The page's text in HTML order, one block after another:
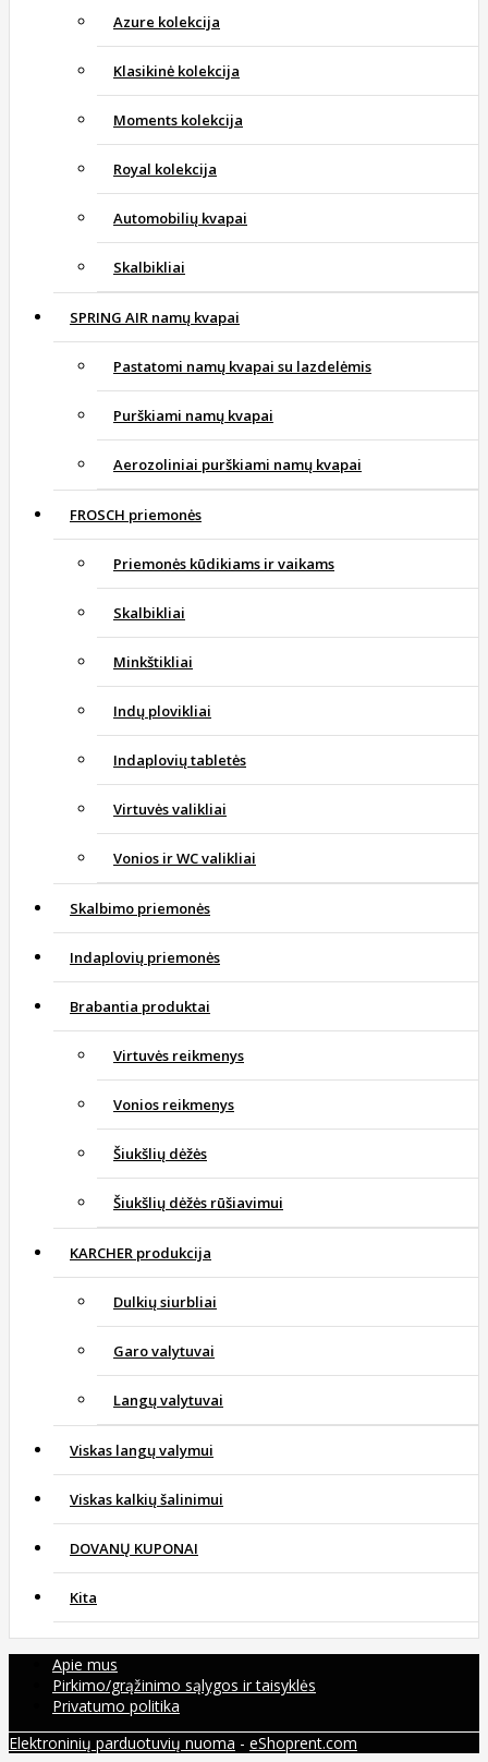
Azure kolekcija
Klasikinė kolekcija
Moments kolekcija
Royal kolekcija
Automobilių kvapai
Skalbikliai
SPRING AIR namų kvapai
Pastatomi namų kvapai su lazdelėmis
Purškiami namų kvapai
Aerozoliniai purškiami namų kvapai
FROSCH priemonės
Priemonės kūdikiams ir vaikams
Skalbikliai
Minkštikliai
Indų plovikliai
Indaplovių tabletės
Virtuvės valikliai
Vonios ir WC valikliai
Skalbimo priemonės
Indaplovių priemonės
Brabantia produktai
Virtuvės reikmenys
Vonios reikmenys
Šiukšlių dėžės
Šiukšlių dėžės rūšiavimui
KARCHER produkcija
Dulkių siurbliai
Garo valytuvai
Langų valytuvai
Viskas langų valymui
Viskas kalkių šalinimui
DOVANŲ KUPONAI
Kita
Apie mus
Pirkimo/grąžinimo sąlygos ir taisyklės
Privatumo politika
Elektroninių parduotuvių nuoma - eShoprent.com